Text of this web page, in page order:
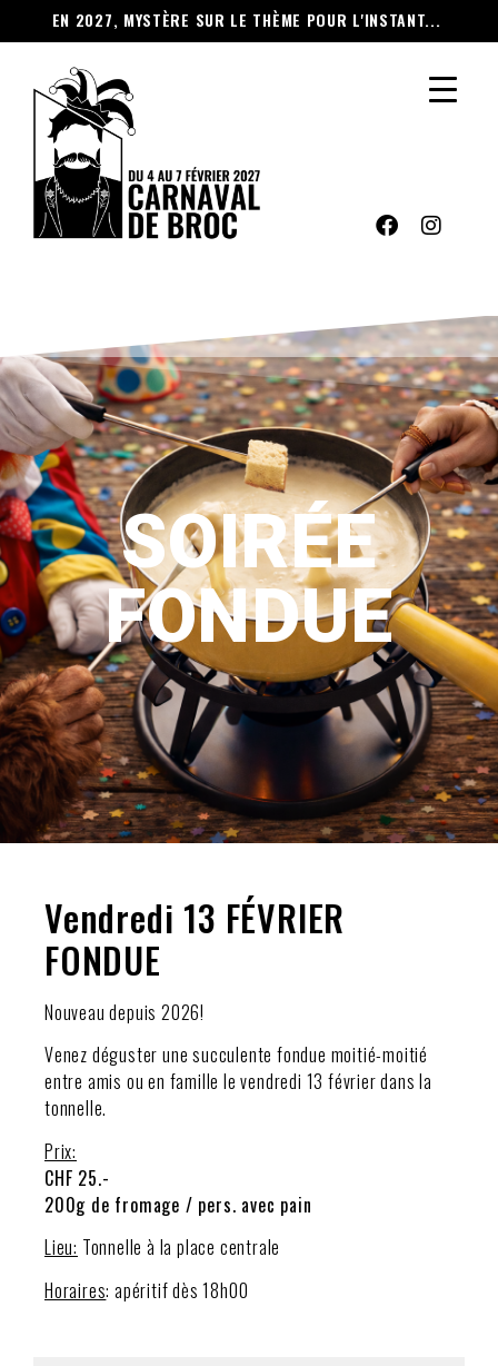
EN 2027, MYSTÈRE SUR LE THÈME POUR L'INSTANT...
SOIRÉE
FONDUE
Vendredi 13 FÉVRIER
FONDUE
Nouveau depuis 2026!
Venez déguster une succulente fondue moitié-moitié
entre amis ou en famille le vendredi 13 février dans la
tonnelle.
Prix:
CHF 25.-
200g de fromage / pers. avec pain
Lieu: Tonnelle à la place centrale
Horaires: apéritif dès 18h00